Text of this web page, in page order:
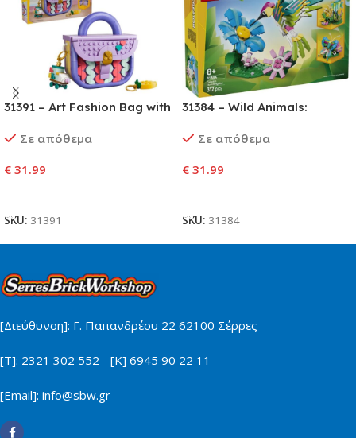
31391 – Art Fashion Bag with
Σε απόθεμα
€ 31.99
SKU: 31391
31384 – Wild Animals:
Σε απόθεμα
€ 31.99
SKU: 31384
[Διεύθυνση]: Γ. Παπανδρέου 22 62100 Σέρρες
[Τ]: 2321 302 552 - [Κ] 6945 90 22 11
[Email]: info@sbw.gr